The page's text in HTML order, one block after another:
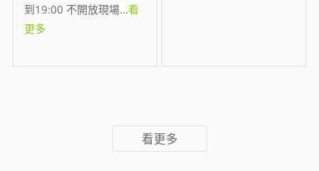
到19:00 不開放現場...看
更多
看更多